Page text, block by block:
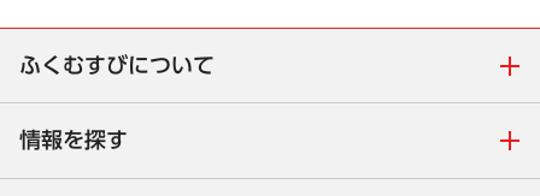
ふくむすびについて
情報を探す